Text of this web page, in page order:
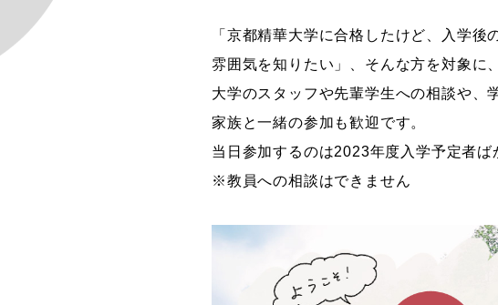
「京都精華大学に合格したけど、入学
雰囲気を知りたい」、そんな方を対象に
大学のスタッフや先輩学生への相談や、
家族と一緒の参加も歓迎です。
当日参加するのは2023年度入学予定者ば
※教員への相談はできません